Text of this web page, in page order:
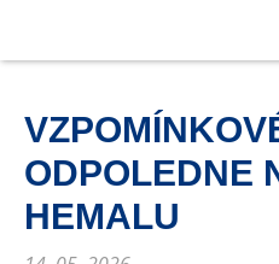
ODPOLEDNE
HEMALU